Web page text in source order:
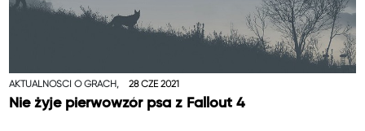
AKTUALNOŚCI O GRACH, 28 CZE 2021
Nie żyje pierwowzór psa z Fallout 4